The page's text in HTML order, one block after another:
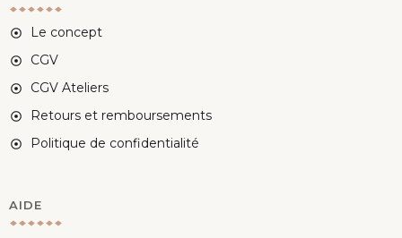
Le concept
CGV
CGV Ateliers
Retours et remboursements
Politique de confidentialité
AIDE